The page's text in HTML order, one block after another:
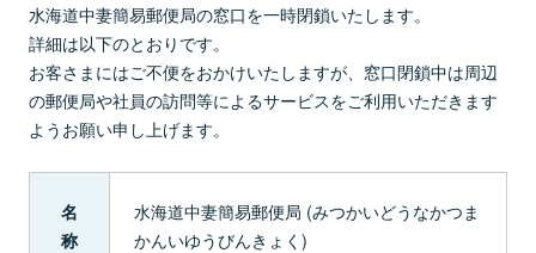
水海道中妻簡易郵便局の窓口を一時閉鎖いたします。
詳細は以下のとおりです。
お客さまにはご不便をおかけいたしますが、窓口閉鎖中は周辺
の郵便局や社員の訪問等によるサービスをご利用いただきます
ようお願い申し上げます。
名
称
水海道中妻簡易郵便局 (みつかいどうなかつま
かんいゆうびんきょく)